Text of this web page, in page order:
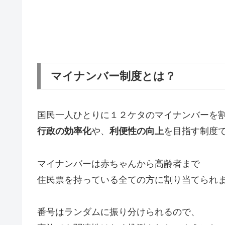
マイナンバー制度とは？
国民一人ひとりに１２ケタのマイナンバーを
行政の効率化や、 利便性の向上を目指す制度
マイナンバーは赤ちゃんから高齢者まで
住民票を持っている全ての方に割り当てられま
番号はランダムに振り分けられるので、